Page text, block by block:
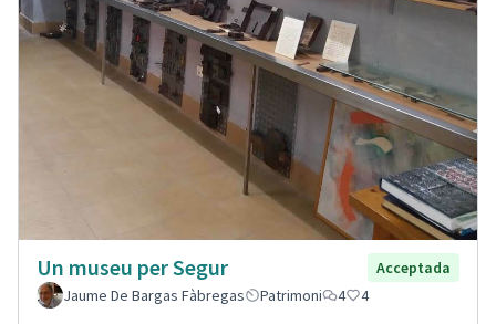
Un museu per Segur
Acceptada
Jaume De Bargas Fàbregas
Patrimoni 4 4